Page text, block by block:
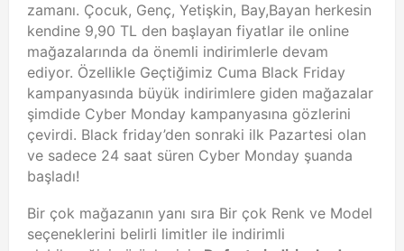
zamanı. Çocuk, Genç, Yetişkin, Bay,Bayan herkesin
kendine 9,90 TL den başlayan fiyatlar ile online
mağazalarında da önemli indirimlerle devam
ediyor. Özellikle Geçtiğimiz Cuma Black Friday
kampanyasında büyük indirimlere giden mağazalar
şimdide Cyber Monday kampanyasına gözlerini
çevirdi. Black friday’den sonraki ilk Pazartesi olan
ve sadece 24 saat süren Cyber Monday şuanda
başladı!
Bir çok mağazanın yanı sıra Bir çok Renk ve Model
seçeneklerini belirli limitler ile indirimli